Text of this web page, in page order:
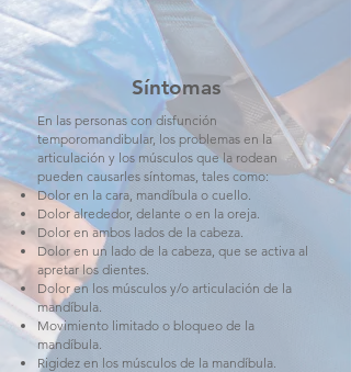
Síntomas
En las personas con disfunción
temporomandibular, los problemas en la
articulación y los músculos que la rodean
pueden causarles síntomas, tales como:
Dolor en la cara, mandíbula o cuello.
Dolor alrededor, delante o en la oreja.
Dolor en ambos lados de la cabeza.
Dolor en un lado de la cabeza, que se activa al
apretar los dientes.
Dolor en los músculos y/o articulación de la
mandíbula.
Movimiento limitado o bloqueo de la
mandíbula.
Rigidez en los músculos de la mandíbula.